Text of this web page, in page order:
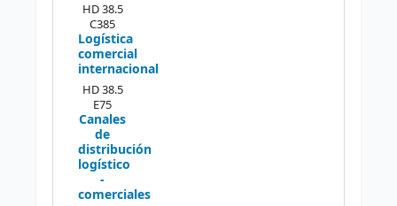
HD 38.5
C385
Logística
comercial
internacional
HD 38.5
E75
Canales
de
distribución
logístico
-
comerciales